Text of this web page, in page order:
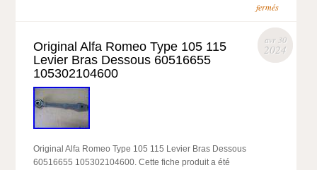
fermés
avr 30
2024
Original Alfa Romeo Type 105 115
Levier Bras Dessous 60516655
105302104600
Original Alfa Romeo Type 105 115 Levier Bras Dessous
60516655 105302104600. Cette fiche produit a été